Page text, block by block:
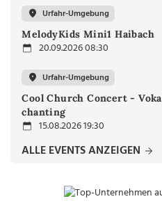
Urfahr-Umgebung
MelodyKids Mini1 Haibach
20.09.2026 08:30
Urfahr-Umgebung
Cool Church Concert -
chanting
15.08.2026 19:30
ALLE EVENTS ANZEIGEN